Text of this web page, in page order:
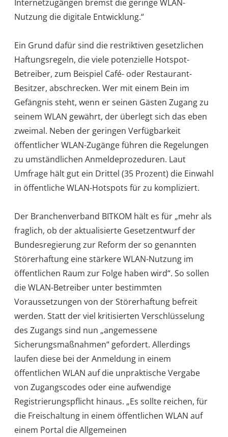
Internetzugängen bremst die geringe WLAN-
Nutzung die digitale Entwicklung.“
Ein Grund dafür sind die restriktiven gesetzlichen
Haftungsregeln, die viele potenzielle Hotspot-
Betreiber, zum Beispiel Café- oder Restaurant-
Besitzer, abschrecken. Wer mit einem Bein im
Gefängnis steht, wenn er seinen Gästen Zugang zu
seinem WLAN gewährt, der überlegt sich das eben
zweimal. Neben der geringen Verfügbarkeit
öffentlicher WLAN-Zugänge führen die Regelungen
zu umständlichen Anmeldeprozeduren. Laut
Umfrage hält gut ein Drittel (35 Prozent) die Einwahl
in öffentliche WLAN-Hotspots für zu kompliziert.
Der Branchenverband BITKOM hält es für „mehr als
fraglich, ob der aktualisierte Gesetzentwurf der
Bundesregierung zur Reform der so genannten
Störerhaftung eine stärkere WLAN-Nutzung im
öffentlichen Raum zur Folge haben wird“. So sollen
die WLAN-Betreiber unter bestimmten
Voraussetzungen von der Störerhaftung befreit
werden. Statt der viel kritisierten Verschlüsselung
des Zugangs sind nun „angemessene
Sicherungsmaßnahmen“ gefordert. Allerdings
laufen diese bei der Anmeldung in einem
öffentlichen WLAN auf die unpraktische Vergabe
von Zugangscodes oder eine aufwendige
Registrierungspflicht hinaus. „Es sollte reichen, für
die Freischaltung in einem öffentlichen WLAN auf
einem Portal die Allgemeinen